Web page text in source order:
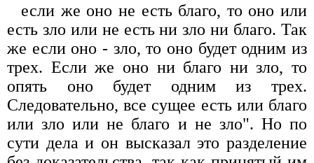
если же оно не есть благо, то оно или
есть зло или не есть ни зло ни благо. Так
же если оно - зло, то оно будет одним из
трех. Если же оно ни благо ни зло, то
опять оно будет одним из трех.
Следовательно, все сущее есть или благо
или зло или не благо и не зло". Но по
сути дела и он высказал это разделение